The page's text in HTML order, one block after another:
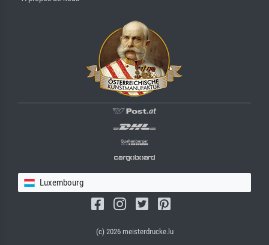
Luxembourg
(c) 2026 meisterdrucke.lu